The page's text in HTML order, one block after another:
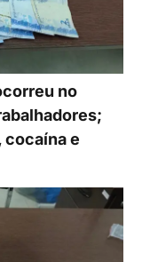
no
cocaína e